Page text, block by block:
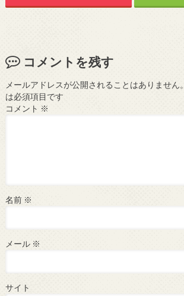
コメントを残す
メールアドレスが公開されることはありません。
は必須項目です
コメント ※
名前 ※
メール ※
サイト